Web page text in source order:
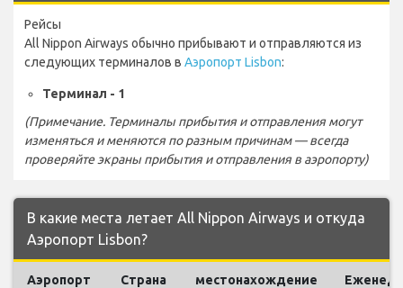
Рейсы
All Nippon Airways обычно прибывают и отправляются из
следующих терминалов в Аэропорт Lisbon:
Терминал - 1
(Примечание. Терминалы прибытия и отправления могут
изменяться и меняются по разным причинам — всегда
проверяйте экраны прибытия и отправления в аэропорту)
В какие места летает All Nippon Airways и откуда
Аэропорт Lisbon?
Аэропорт Страна местонахождение